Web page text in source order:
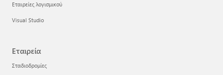
Εταιρείες λογισμικού
Visual Studio
Εταιρεία
Σταδιοδρομίες